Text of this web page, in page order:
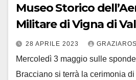
Museo Storico
Militare di Vigna di
28 APRILE 2023
Mercoledì 3 maggio sulle
Bracciano si terrà la cerimonia